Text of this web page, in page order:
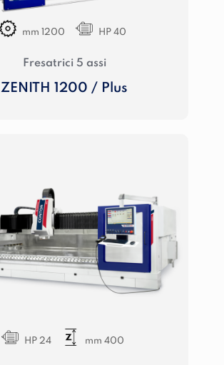
mm 1200 HP 40
Fresatrici 5 assi
ZENITH 1200 / Plus
HP 24 mm 400